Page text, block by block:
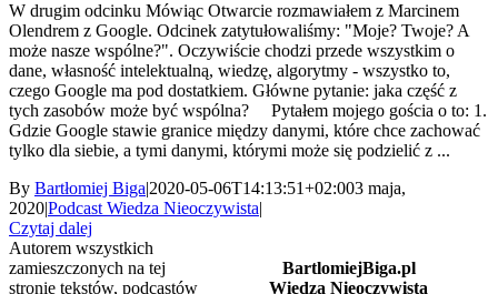
W drugim odcinku Mówiąc Otwarcie rozmawiałem z Marcinem
Olendrem z Google. Odcinek zatytułowaliśmy: "Moje? Twoje? A
może nasze wspólne?". Oczywiście chodzi przede wszystkim o
dane, własność intelektualną, wiedzę, algorytmy - wszystko to,
czego Google ma pod dostatkiem. Główne pytanie: jaka część z
tych zasobów może być wspólna? Pytałem mojego gościa o to: 1.
Gdzie Google stawie granice między danymi, które chce zachować
tylko dla siebie, a tymi danymi, którymi może się podzielić z ...
By Bartłomiej Biga|2020-05-06T14:13:51+02:003 maja,
2020|Podcast Wiedza Nieoczywista|
Czytaj dalej
BartlomiejBiga.pl
Wiedza Nieoczywista
Autorem wszystkich
zamieszczonych na tej
stronie tekstów, podcastów